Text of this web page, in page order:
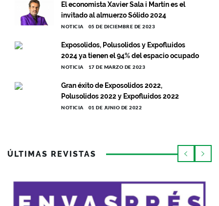
El economista Xavier Sala i Martín es el
invitado al almuerzo Sólido 2024
NOTICIA 05 DE DICIEMBRE DE 2023
Exposolidos, Polusolidos y Expofluidos
2024 ya tienen el 94% del espacio ocupado
NOTICIA 17 DE MARZO DE 2023
Gran éxito de Exposolidos 2022,
Polusolidos 2022 y Expofluidos 2022
NOTICIA 01 DE JUNIO DE 2022
ÚLTIMAS REVISTAS